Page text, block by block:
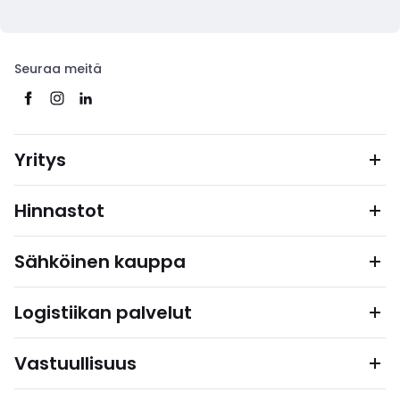
Seuraa meitä
Yritys
Hinnastot
Sähköinen kauppa
Logistiikan palvelut
Vastuullisuus